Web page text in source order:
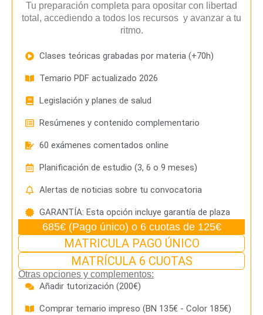
Tu preparación completa para opositar con libertad
total, accediendo a todos los recursos y avanzar a tu
ritmo.
Clases teóricas grabadas por materia (+70h)
Temario PDF actualizado 2026
Legislación y planes de salud
Resúmenes y contenido complementario
60 exámenes comentados online
Planificación de estudio (3, 6 o 9 meses)
Alertas de noticias sobre tu convocatoria
GARANTÍA: Esta opción incluye garantía de plaza
685€ (Pago único) o 6 cuotas de 125€
MATRICULA PAGO ÚNICO
MATRÍCULA 6 CUOTAS
Otras opciones y complementos:
Añadir tutorización (200€)
Comprar temario impreso (BN 135€ - Color 185€)